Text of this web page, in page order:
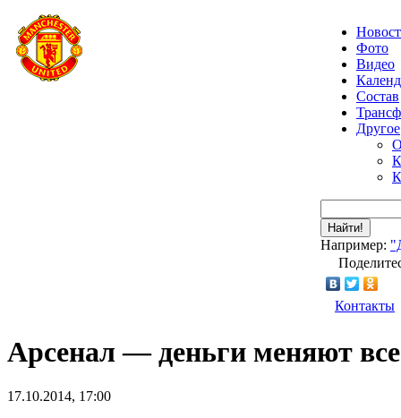
Фото
Видео
Состав
Другое
Найти!
Например:
Контакты
Арсенал — деньги меняют все
17.10.2014, 17:00